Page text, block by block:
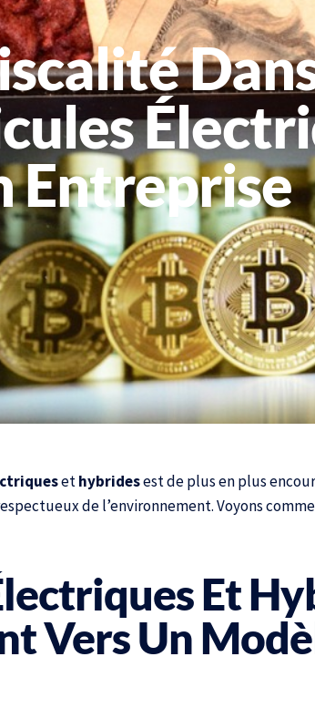
Entreprise
ethybridesest de plus en plus
de l’environnement. Voyons
Et
Vers Un